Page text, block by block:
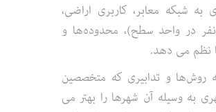
به شبکه معابر، کاربری اراضی،
در واحد سطح)، محدوده‌ها و
نظم می دهد.
روش‌ها و تدابیری که متخصصین
به وسیله آن شهرها را بهتر می